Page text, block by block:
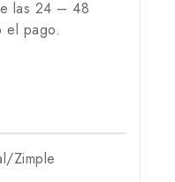
las 24 – 48
el pago.
Zimple